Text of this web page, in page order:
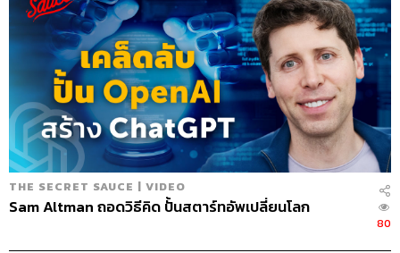
THE SECRET SAUCE | VIDEO
Sam Altman ถอดวิธีคิด ปั้นสตาร์ทอัพเปลี่ยนโลก
80